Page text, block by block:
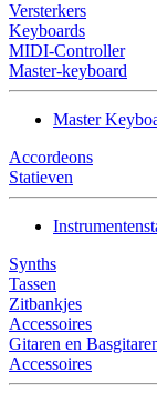
Versterkers
Keyboards
MIDI-Controller
Master-keyboard
Master
Accordeons
Statieven
Synths
Tassen
Zitbankjes
Accessoires
Gitaren en
Accessoires